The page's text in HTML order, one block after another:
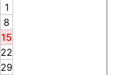
1
8
15
22
29